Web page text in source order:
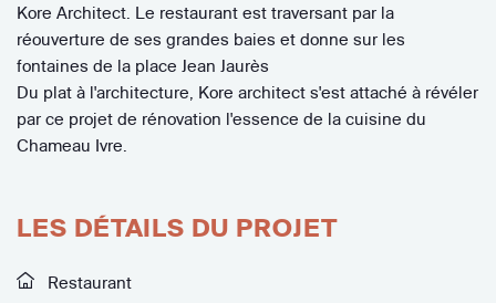
Kore Architect. Le restaurant est traversant par la
réouverture de ses grandes baies et donne sur les
fontaines de la place Jean Jaurès
Du plat à l'architecture, Kore architect s'est attaché à révéler
par ce projet de rénovation l'essence de la cuisine du
Chameau Ivre.
LES DÉTAILS DU PROJET
Restaurant